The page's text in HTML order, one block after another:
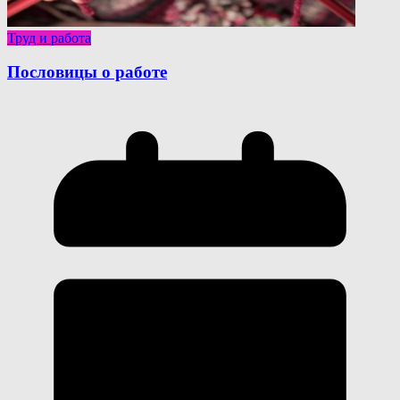
Труд и работа
Пословицы о работе